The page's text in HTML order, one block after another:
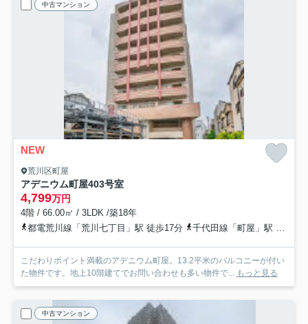
中古マンション
NEW
荒川区町屋
アデニウム町屋403号室
4,799万円
4階 / 66.00㎡ / 3LDK /築18年
都電荒川線「荒川七丁目」駅 徒歩17分
千代田線「町屋」駅 徒歩17分
こだわりポイント満載のアデニウム町屋。13.2平米のバルコニーが付い
た物件です。地上10階建てでお問い合わせも多い物件で... もっと見る
中古マンション